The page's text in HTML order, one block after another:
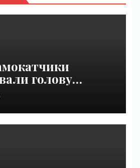
голову
органы чаще
|